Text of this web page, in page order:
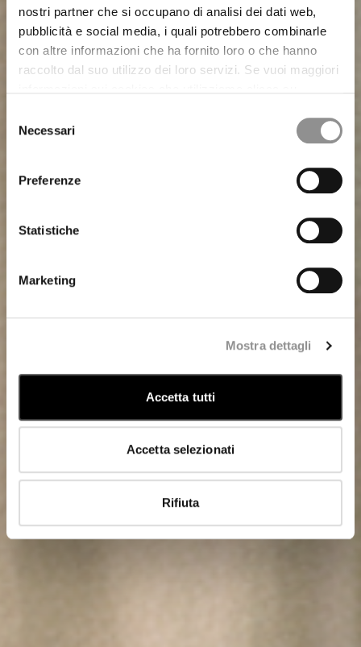
nostri partner che si occupano di analisi dei dati web,
pubblicità e social media, i quali potrebbero combinarle
con altre informazioni che ha fornito loro o che hanno
raccolto dal suo utilizzo dei loro servizi. Se vuoi maggiori
selezionando i cookie che si intende accettare dai
pulsanti sotto. Potrai revocare in qualsiasi momento il
cliccando sul widget in basso a sinistra nel nostro sito.
delNecessari
Preferenze
Statistiche
Marketing
Mostra dettagli
Accetta tutti
Accetta selezionati
Rifiuta
CHAPTER-15 SETA/NYLON